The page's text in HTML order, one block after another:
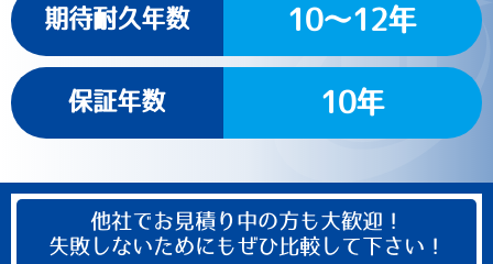
期待耐久年数 10〜12年
保証年数 10年
他社でお見積り中の方も大歓迎！
失敗しないためにもぜひ比較して下さい！